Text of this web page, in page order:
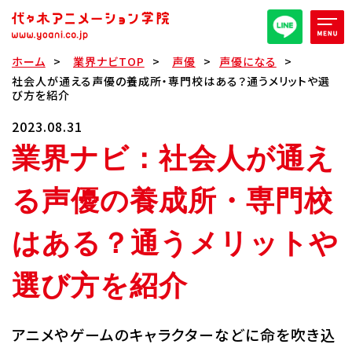
オープンキャンパス/イベント
パンフレット取り寄せ
代アニ概要
学部・学科紹介
ホーム 業界ナビTOP 声優
声優になる
社会人が通える声優の養成所・専門校はある？通うメリットや選
び方を紹介
2023.08.31
業界ナビ：社会人が通え
る声優の養成所・専門校
はある？通うメリットや
選び方を紹介
アニメやゲームのキャラクターなどに命を吹き込